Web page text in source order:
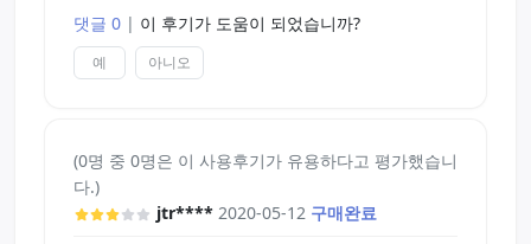
면서 슥 미끄러지게 넣는다고 생각하시면 될 겁니다.
이제까지 이번 걸 제외하고 3개 정도 워머를 써봤는
워머를 사용하는게, 생각보다 번거롭다면 번거롭습
니다.
번거로움에 비해서 얻을 수 있는 효과는 크지만, 지
댓글 0 | 이 후기가 도움이 되었습니까?
예 아니오
(0명 중 0명은 이 사용후기가 유용하다고 평가했습니
다.)
jtr**** 2020-05-12 구매완료